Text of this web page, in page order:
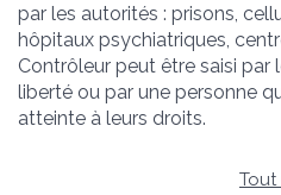
par les autorités : prisons,
hôpitaux psychiatriques,
Contrôleur peut être saisi par
liberté ou par une personne
atteinte à leurs droits.